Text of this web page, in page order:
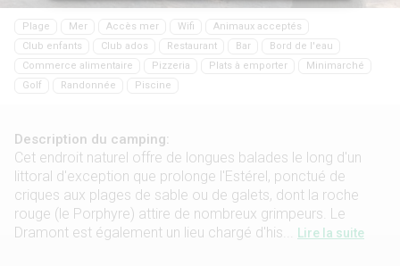
Plage Mer Accès mer Wifi
Animaux acceptés
Club enfants
Club ados Restaurant Bar
Bord de l'eau
Commerce alimentaire
Pizzeria Plats à emporter
Minimarché
Golf
Randonnée Piscine
Description du camping:
Cet endroit naturel offre de longues balades le long d'un
littoral d'exception que prolonge l'Estérel, ponctué de
criques aux plages de sable ou de galets, dont la roche
rouge (le Porphyre) attire de nombreux grimpeurs. Le
Dramont est également un lieu chargé d'his...
Lire la suite